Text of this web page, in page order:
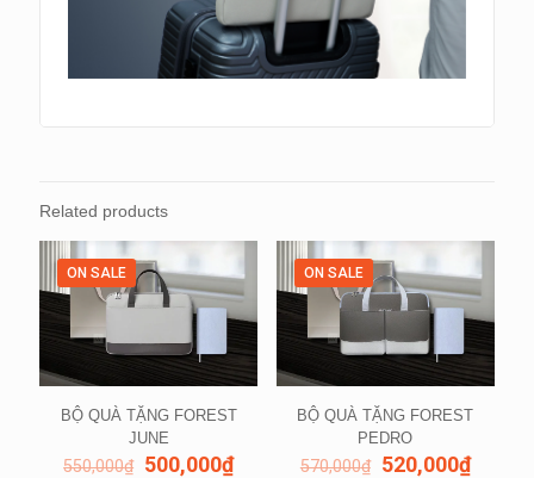
Related products
ON SALE
BỘ QUÀ TẶNG FOREST
JUNE
550,000₫ 500,000₫
ON SALE
BỘ QUÀ TẶNG FOREST
PEDRO
570,000₫ 520,000₫